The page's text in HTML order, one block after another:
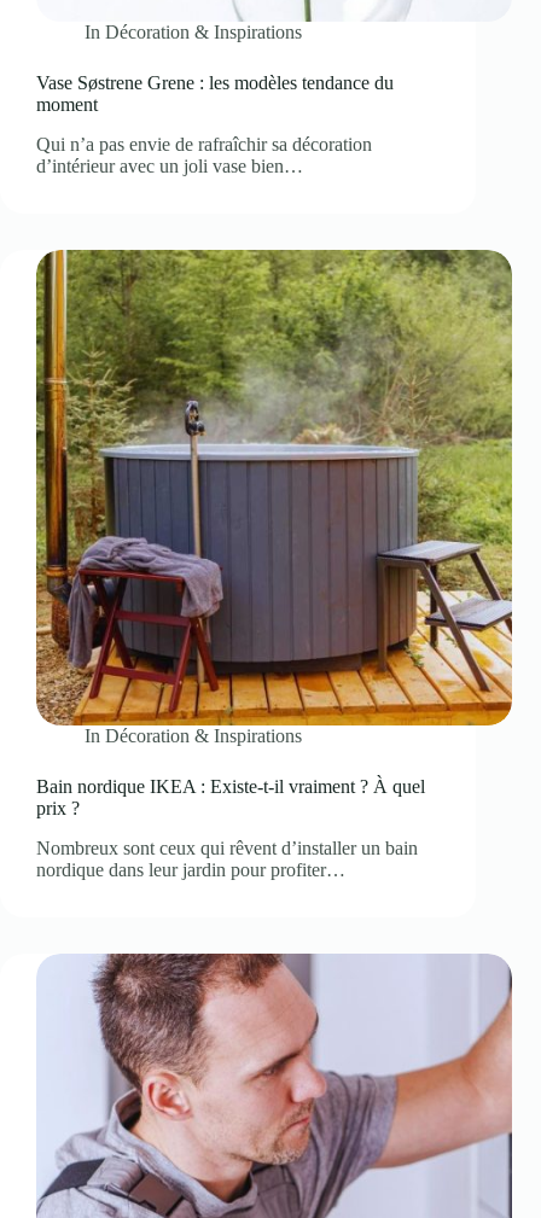
In Décoration & Inspirations
Vase Søstrene Grene : les modèles tendance du
moment
Qui n’a pas envie de rafraîchir sa décoration
d’intérieur avec un joli vase bien…
In Décoration & Inspirations
Bain nordique IKEA : Existe-t-il vraiment ? À quel
prix ?
Nombreux sont ceux qui rêvent d’installer un bain
nordique dans leur jardin pour profiter…